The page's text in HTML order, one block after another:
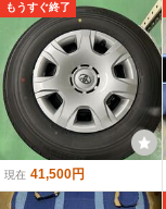
もうすぐ終了
現在 41,500円